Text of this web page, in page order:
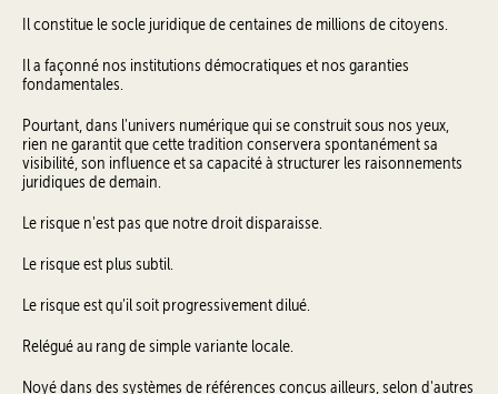
Il constitue le socle juridique de centaines de millions de citoyens.
Il a façonné nos institutions démocratiques et nos garanties
fondamentales.
Pourtant, dans l'univers numérique qui se construit sous nos yeux,
rien ne garantit que cette tradition conservera spontanément sa
visibilité, son influence et sa capacité à structurer les raisonnements
juridiques de demain.
Le risque n'est pas que notre droit disparaisse.
Le risque est plus subtil.
Le risque est qu'il soit progressivement dilué.
Relégué au rang de simple variante locale.
Noyé dans des systèmes de références conçus ailleurs, selon d'autres